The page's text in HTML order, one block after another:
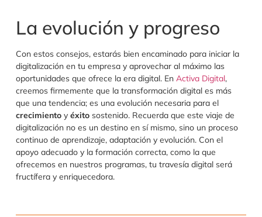
La evolución y progreso
Con estos consejos, estarás bien encaminado para iniciar la
digitalización en tu empresa y aprovechar al máximo las
oportunidades que ofrece la era digital. En Activa Digital,
creemos firmemente que la transformación digital es más
que una tendencia; es una evolución necesaria para el
crecimientoy éxitosostenido. Recuerda que este viaje de
digitalización no es un destino en sí mismo, sino un proceso
continuo de aprendizaje, adaptación y evolución. Con el
apoyo adecuado y la formación correcta, como la que
ofrecemos en nuestros programas, tu travesía digital será
fructífera y enriquecedora.